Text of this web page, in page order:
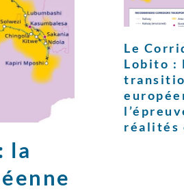
la
Le
Lobito :
réalités